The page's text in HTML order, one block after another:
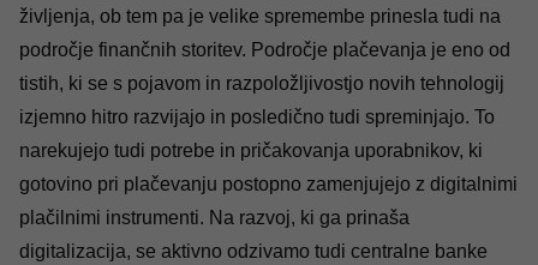
življenja, ob tem pa je velike spremembe prinesla tudi na
področje finančnih storitev. Področje plačevanja je eno od
tistih, ki se s pojavom in razpoložljivostjo novih tehnologij
izjemno hitro razvijajo in posledično tudi spreminjajo. To
narekujejo tudi potrebe in pričakovanja uporabnikov, ki
gotovino pri plačevanju postopno zamenjujejo z digitalnimi
plačilnimi instrumenti. Na razvoj, ki ga prinaša
digitalizacija, se aktivno odzivamo tudi centralne banke